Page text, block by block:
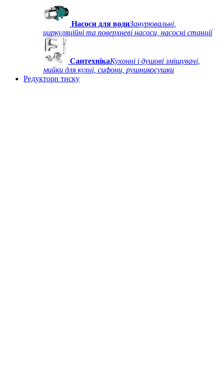
Насоси для водиЗанурювальні,
циркуляційні та поверхневі насоси, насосні станції
СантехнікаКухонні і душові змішувачі,
мийки для кухні, сифони, рушникосушки
Редуктори тиску